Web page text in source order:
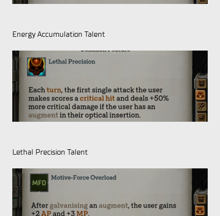
Energy Accumulation Talent
Lethal Precision Talent